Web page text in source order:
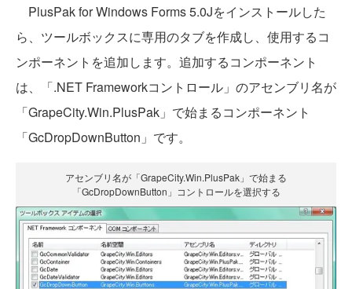
PlusPak for Windows Forms 5.0Jをインストールした
ら、ツールボックスに専用のタブを作成し、使用するコ
ンポーネントを追加します。追加するコンポーネント
は、「.NET Frameworkコントロール」のアセンブリ名が
「GrapeCity.Win.PlusPak」で始まるコンポーネント
「GcDropDownButton」です。
アセンブリ名が「GrapeCity.Win.PlusPak」で始まる
「GcDropDownButton」コントロールを選択する